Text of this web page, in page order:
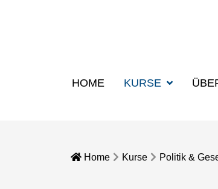
HOME KURSE
Home Kurse Politik &